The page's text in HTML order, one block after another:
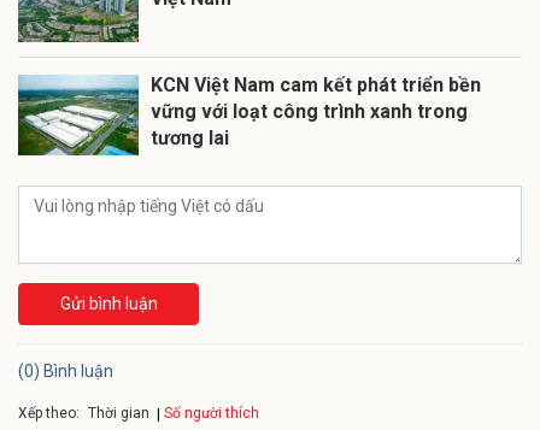
KCN Việt Nam cam kết phát triển bền
vững với loạt công trình xanh trong
tương lai
Gửi bình luận
(0) Bình luận
Xếp theo: Thời gian Số người thích